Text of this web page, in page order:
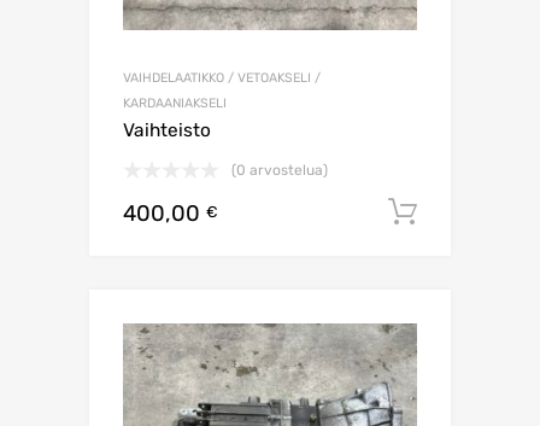
VAIHDELAATIKKO / VETOAKSELI /
KARDAANIAKSELI
Vaihteisto
(0 arvostelua)
400,00 €